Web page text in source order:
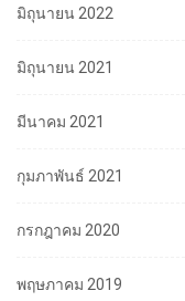
มิถุนายน 2022
มิถุนายน 2021
มีนาคม 2021
กุมภาพันธ์ 2021
กรกฎาคม 2020
พฤษภาคม 2019